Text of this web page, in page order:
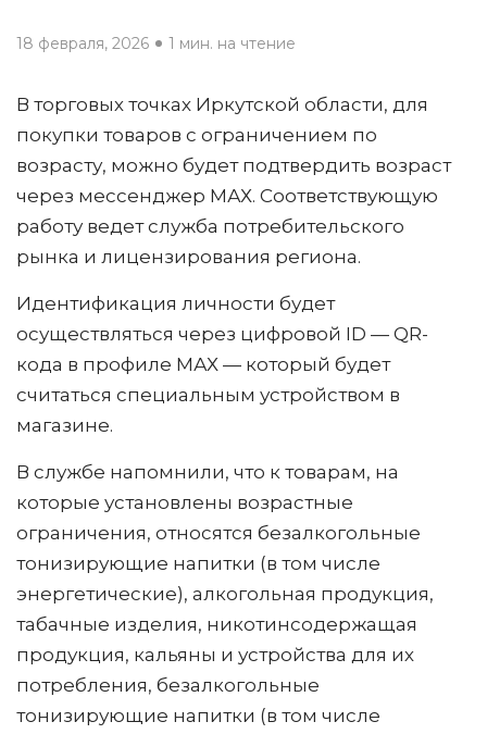
18 февраля, 2026 1 мин. на чтение
В торговых точках Иркутской области, для
покупки товаров с ограничением по
возрасту, можно будет подтвердить возраст
через мессенджер МАХ. Соответствующую
работу ведет служба потребительского
рынка и лицензирования региона.
Идентификация личности будет
осуществляться через цифровой ID — QR-
кода в профиле МАХ — который будет
считаться специальным устройством в
магазине.
В службе напомнили, что к товарам, на
которые установлены возрастные
ограничения, относятся безалкогольные
тонизирующие напитки (в том числе
энергетические), алкогольная продукция,
табачные изделия, никотинсодержащая
продукция, кальяны и устройства для их
потребления, безалкогольные
тонизирующие напитки (в том числе